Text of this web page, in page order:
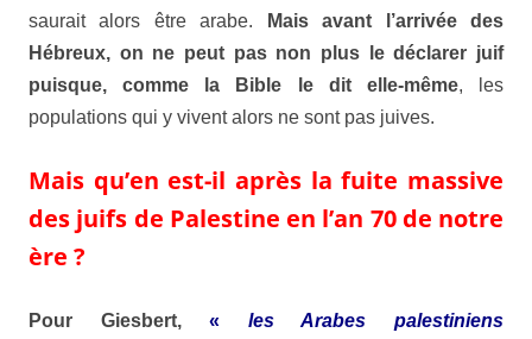
saurait alors être arabe.
Mais avant l’arrivée des
Hébreux, on ne peut pas non plus le déclarer juif
puisque, comme la
Bible le dit elle-même, les
populations qui y vivent alors ne sont pas juives.
Mais qu’en est-il après la fuite massive
des juifs de Palestine en l’an 70 de notre
ère ?
Pour Giesbert,« lesArabes palestiniens